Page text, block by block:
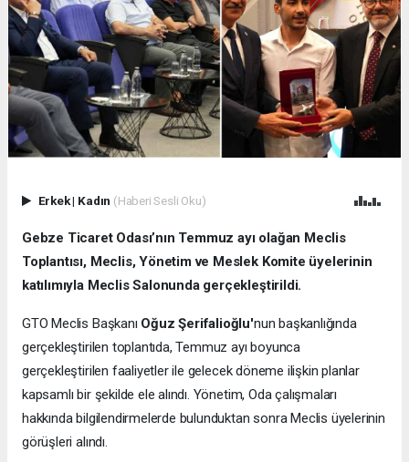
Erkek| Kadın (Haberi Sesli Oku)
Gebze Ticaret Odası’nın Temmuz ayı olağan Meclis
Toplantısı, Meclis, Yönetim ve Meslek Komite üyelerinin
katılımıyla Meclis Salonunda gerçekleştirildi.
GTO Meclis Başkanı Oğuz Şerifalioğlu'nun başkanlığında
gerçekleştirilen toplantıda, Temmuz ayı boyunca
gerçekleştirilen faaliyetler ile gelecek döneme ilişkin planlar
kapsamlı bir şekilde ele alındı. Yönetim, Oda çalışmaları
hakkında bilgilendirmelerde bulunduktan sonra Meclis üyelerinin
görüşleri alındı.